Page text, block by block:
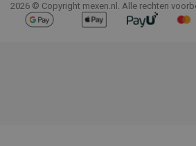
2026 © Copyright mexen.nl. Alle rechten